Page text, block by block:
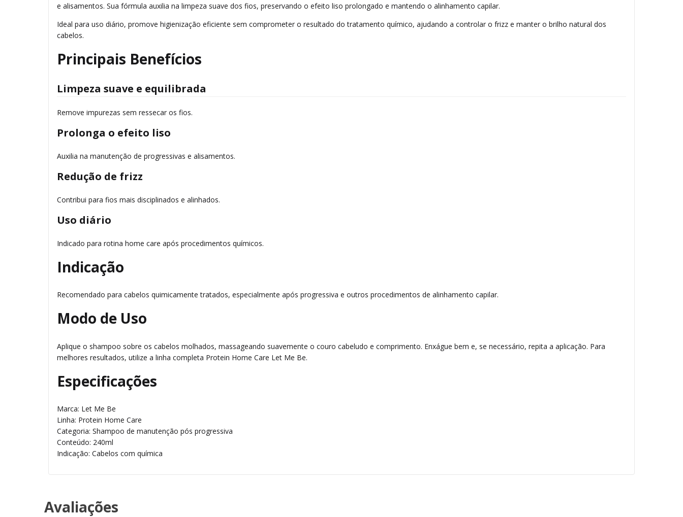
e alisamentos. Sua fórmula auxilia na limpeza suave dos fios, preservando o efeito liso prolongado e mantendo o alinhamento capilar.
Ideal para uso diário, promove higienização eficiente sem comprometer o resultado do tratamento químico, ajudando a controlar o frizz e manter o brilho natural dos
cabelos.
Principais Benefícios
Limpeza suave e equilibrada
Remove impurezas sem ressecar os fios.
Prolonga o efeito liso
Auxilia na manutenção de progressivas e alisamentos.
Redução de frizz
Contribui para fios mais disciplinados e alinhados.
Uso diário
Indicado para rotina home care após procedimentos químicos.
Indicação
Recomendado para cabelos quimicamente tratados, especialmente após progressiva e outros procedimentos de alinhamento capilar.
Modo de Uso
Aplique o shampoo sobre os cabelos molhados, massageando suavemente o couro cabeludo e comprimento. Enxágue bem e, se necessário, repita a aplicação. Para
melhores resultados, utilize a linha completa Protein Home Care Let Me Be.
Especificações
Marca: Let Me Be
Linha: Protein Home Care
Categoria: Shampoo de manutenção pós progressiva
Conteúdo: 240ml
Indicação: Cabelos com química
Avaliações